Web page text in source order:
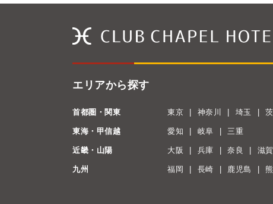
エリアから探す
首都圏・関東 東京 神奈川 埼玉
東海・甲信越 愛知 岐阜 三重
近畿・山陽 大阪 兵庫 奈良 滋賀
九州 福岡 長崎 鹿児島